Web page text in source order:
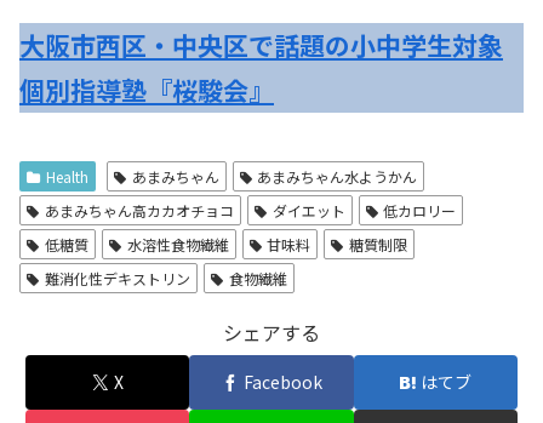
大阪市西区・中央区で話題の小中学生対象
個別指導塾『桜駿会』
Health あまみちゃん
あまみちゃん水ようかん
あまみちゃん高カカオチョコ
ダイエット
低カロリー
低糖質
水溶性食物繊維 甘味料
糖質制限
難消化性デキストリン
食物繊維
シェアする
X Facebook はてブ